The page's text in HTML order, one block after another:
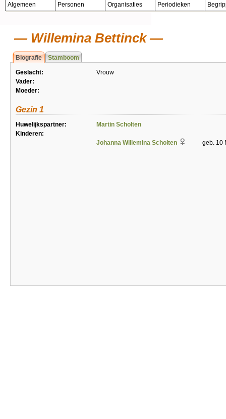
Algemeen Personen Organisaties Periodieken
Willemina Bettinck
Biografie Stamboom
Geslacht:
Vrouw
Vader:
Moeder:
Gezin 1
Huwelijkspartner:
Martin Scholten
Kinderen:
Johanna Willemina Scholten
geb. 10